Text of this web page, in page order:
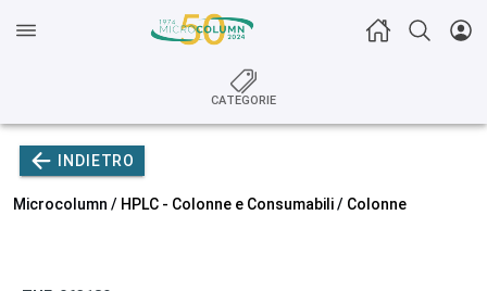
CATEGORIE
INDIETRO
Microcolumn / HPLC - Colonne e Consumabili/ Colonne